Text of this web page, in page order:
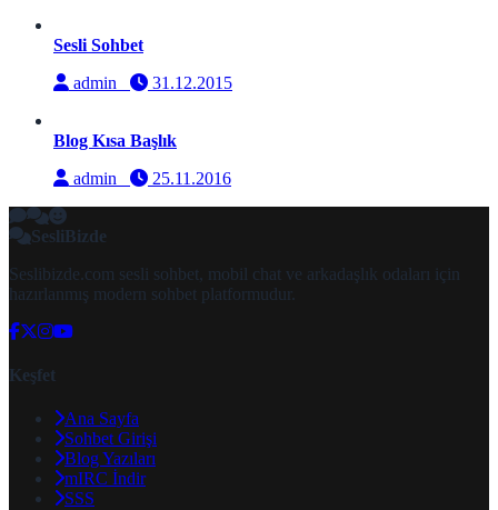
Sesli Sohbet
admin
31.12.2015
Blog Kısa Başlık
admin
25.11.2016
SesliBizde
Seslibizde.com sesli sohbet, mobil chat ve arkadaşlık odaları için
hazırlanmış modern sohbet platformudur.
Keşfet
Ana Sayfa
Sohbet Girişi
Blog Yazıları
mIRC İndir
SSS